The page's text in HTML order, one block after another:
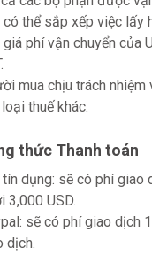
có thể sắp xếp việc lấy
giá phí vận chuyển của
mua chịu trách nhiệm
thuế khác.
thức Thanh toán
tín dụng: sẽ có phí giao
3,000 USD.
sẽ có phí giao dịch
dịch.